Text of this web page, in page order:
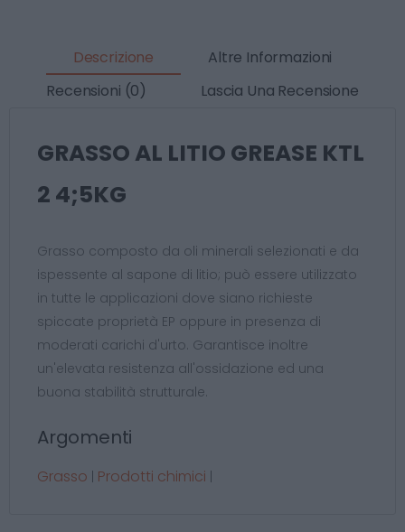
Descrizione
Altre Informazioni
Recensioni (0)
Lascia Una Recensione
GRASSO AL LITIO GREASE KTL
2 4;5KG
Grasso composto da oli minerali selezionati e da
ispessente al sapone di litio; può essere utilizzato
in tutte le applicazioni dove siano richieste
spiccate proprietà EP oppure in presenza di
moderati carichi d'urto. Garantisce inoltre
un'elevata resistenza all'ossidazione ed una
buona stabilità strutturale.
Argomenti
Grasso Prodotti chimici